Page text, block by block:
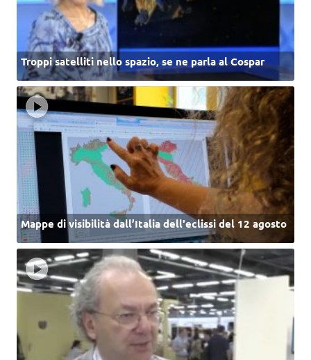
Troppi satelliti nello spazio, se ne parla al Cospar
Mappe di visibilità dall’Italia dell'eclissi del 12 agosto